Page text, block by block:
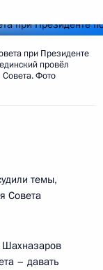
при Президенте
провёл
Совета. Фото
темы,
Совета
Шахназаров
– давать